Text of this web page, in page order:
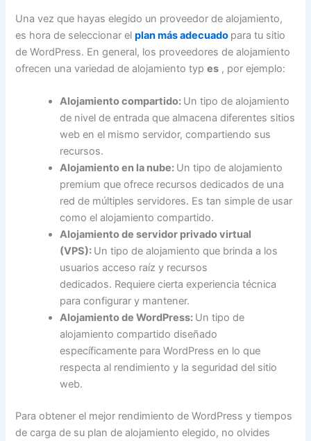
Una vez que hayas elegido un proveedor de alojamiento,
es hora de seleccionar elplan más adecuado para tu sitio
de WordPress. En general, los proveedores de alojamiento
ofrecen una variedad de alojamiento types , por ejemplo:
Alojamiento compartido: Un tipo de alojamiento
de nivel de entrada que almacena diferentes sitios
web en el mismo servidor, compartiendo sus
recursos.
Alojamiento en la nube: Un tipo de alojamiento
premium que ofrece recursos dedicados de una
red de múltiples servidores. Es tan simple de usar
como el alojamiento compartido.
Alojamiento de servidor privado virtual
(VPS): Un tipo de alojamiento que brinda a los
usuarios acceso raíz y recursos
dedicados. Requiere cierta experiencia técnica
para configurar y mantener.
Alojamiento de WordPress: Un tipo de
alojamiento compartido diseñado
específicamente para WordPress en lo que
respecta al rendimiento y la seguridad del sitio
web.
Para obtener el mejor rendimiento de WordPress y tiempos
de carga de su plan de alojamiento elegido, no olvides